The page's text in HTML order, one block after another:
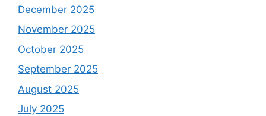
December 2025
November 2025
October 2025
September 2025
August 2025
July 2025